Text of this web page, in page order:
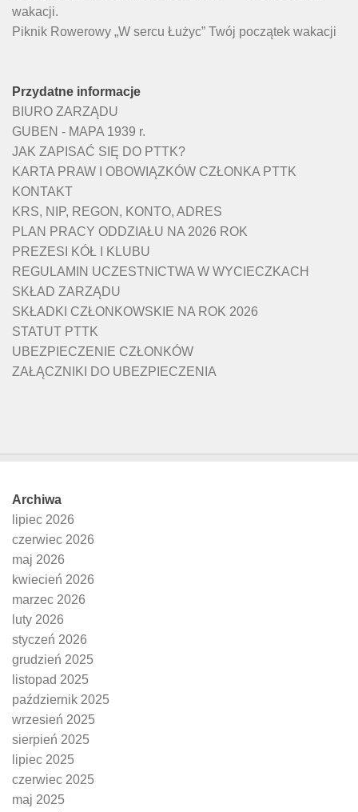
wakacji.
Piknik Rowerowy „W sercu Łużyc” Twój początek wakacji
Przydatne informacje
BIURO ZARZĄDU
GUBEN - MAPA 1939 r.
JAK ZAPISAĆ SIĘ DO PTTK?
KARTA PRAW I OBOWIĄZKÓW CZŁONKA PTTK
KONTAKT
KRS, NIP, REGON, KONTO, ADRES
PLAN PRACY ODDZIAŁU NA 2026 ROK
PREZESI KÓŁ I KLUBU
REGULAMIN UCZESTNICTWA W WYCIECZKACH
SKŁAD ZARZĄDU
SKŁADKI CZŁONKOWSKIE NA ROK 2026
STATUT PTTK
UBEZPIECZENIE CZŁONKÓW
ZAŁĄCZNIKI DO UBEZPIECZENIA
Archiwa
lipiec 2026
czerwiec 2026
maj 2026
kwiecień 2026
marzec 2026
luty 2026
styczeń 2026
grudzień 2025
listopad 2025
październik 2025
wrzesień 2025
sierpień 2025
lipiec 2025
czerwiec 2025
maj 2025